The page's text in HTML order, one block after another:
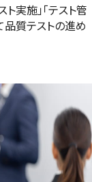
ト実施」「テスト管
品質テストの進め